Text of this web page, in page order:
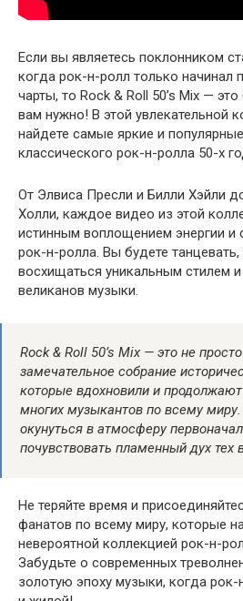
Если вы являетесь поклонником
когда рок-н-ролл только начинал
чарты, то Rock & Roll 50’s Mix —
вам нужно! В этой увлекательной
найдете самые яркие и
классического рок-н-ролла 50-х
От Элвиса Пресли и Билли Хэйли
Холли, каждое видео из этой
истинным воплощением энергии и
рок-н-ролла. Вы будете танцевать,
восхищаться уникальным стилем и
великанов музыки.
Rock & Roll 50’s Mix — это не
замечательное собрание
которые вдохновили и
многих музыкантов по всему
окунуться в атмосферу
почувствовать пламенный дух тех
Не теряйте время и
фанатов по всему миру, которые
невероятной коллекцией рок-н-
Забудьте о современных
золотую эпоху музыки, когда